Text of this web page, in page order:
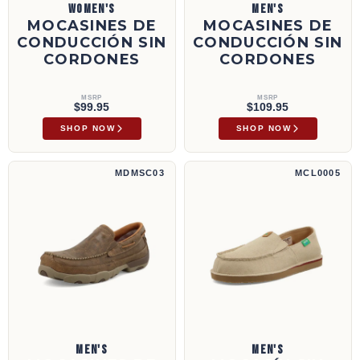
WOMEN'S
MOCASINES DE
CONDUCCIÓN SIN
CORDONES
MSRP
$99.95
SHOP NOW
MEN'S
MOCASINES DE
CONDUCCIÓN SIN
CORDONES
MSRP
$109.95
SHOP NOW
Mocasines de trabajo sin cordones | MDMSC03
MDMSC03
MEN'S
Mocasín sin cordones | MCL0005
MCL0005
MEN'S